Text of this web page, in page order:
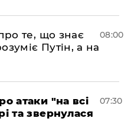
те, що знає
Путін, а на
08:00
атаки "на всі
та звернулася
07:30